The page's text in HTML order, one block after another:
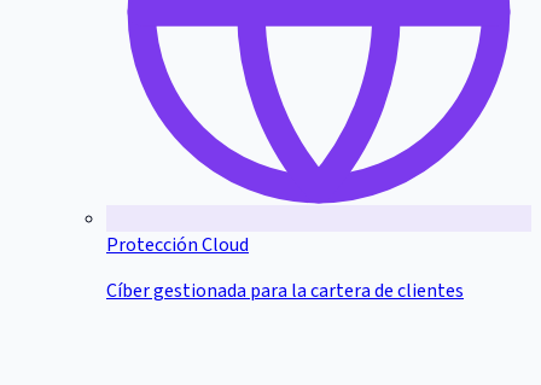
Protección Cloud
Cíber gestionada para la cartera de clientes